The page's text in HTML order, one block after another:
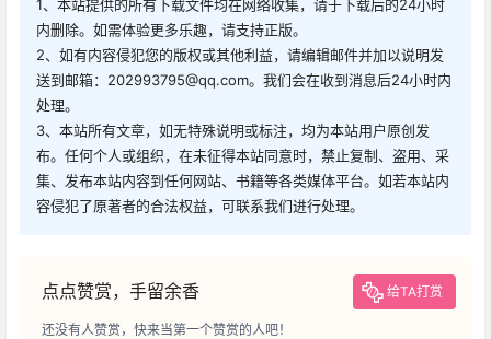
1、本站提供的所有下载文件均在网络收集，请于下载后的24小时
内删除。如需体验更多乐趣，请支持正版。
2、如有内容侵犯您的版权或其他利益，请编辑邮件并加以说明发
送到邮箱：202993795@qq.com。我们会在收到消息后24小时内
处理。
3、本站所有文章，如无特殊说明或标注，均为本站用户原创发
布。任何个人或组织，在未征得本站同意时，禁止复制、盗用、采
集、发布本站内容到任何网站、书籍等各类媒体平台。如若本站内
容侵犯了原著者的合法权益，可联系我们进行处理。
点点赞赏，手留余香 给TA打赏
还没有人赞赏，快来当第一个赞赏的人吧！